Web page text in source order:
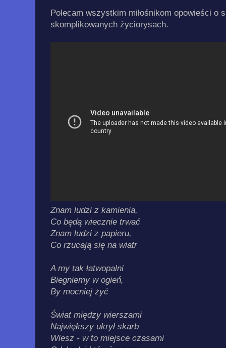
Polecam wszystkim miłośnikom opowieści o
skomplikowanych życiorysach.
Znam ludzi z kamienia,
Co będą wiecznie trwać
Znam ludzi z papieru,
Co rzucają się na wiatr
A my tak łatwopalni
Biegniemy w ogień,
By mocniej żyć
Świat między wierszami
Największy ukrył skarb
Wiesz - w to miejsce czasami